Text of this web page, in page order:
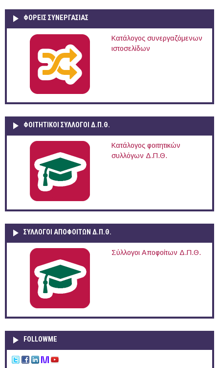
ΦΟΡΕΙΣ ΣΥΝΕΡΓΑΣΙΑΣ
Κατάλογος συνεργαζόμενων
ιστοσελίδων
ΦΟΙΤΗΤΙΚΟΙ ΣΥΛΛΟΓΟΙ Δ.Π.Θ.
Κατάλογος φοιτητικών
συλλόγων Δ.Π.Θ.
ΣΥΛΛΟΓΟΙ ΑΠΟΦΟΙΤΩΝ Δ.Π.Θ.
Σύλλογοι Αποφοίτων Δ.Π.Θ.
FOLLOWME